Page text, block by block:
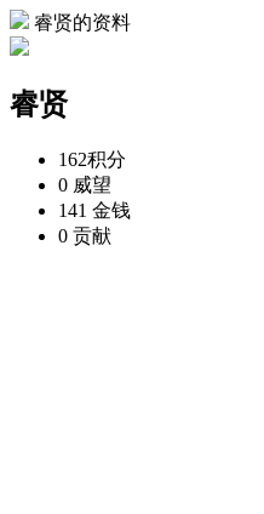
睿贤的资料
睿贤
162积分
0 威望
141 金钱
0 贡献